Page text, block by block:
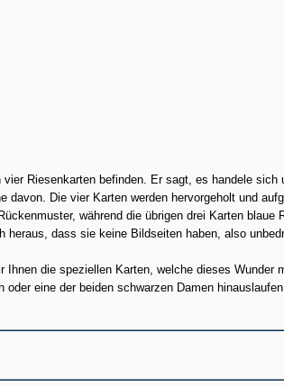
Riesenkarten befinden. Er sagt, es handele
davon. Die vier Karten werden hervorgeholt und
während die übrigen drei Karten blaue
dass sie keine Bildseiten haben, also
Ihnen die speziellen Karten, welche dieses
oder eine der beiden schwarzen Damen